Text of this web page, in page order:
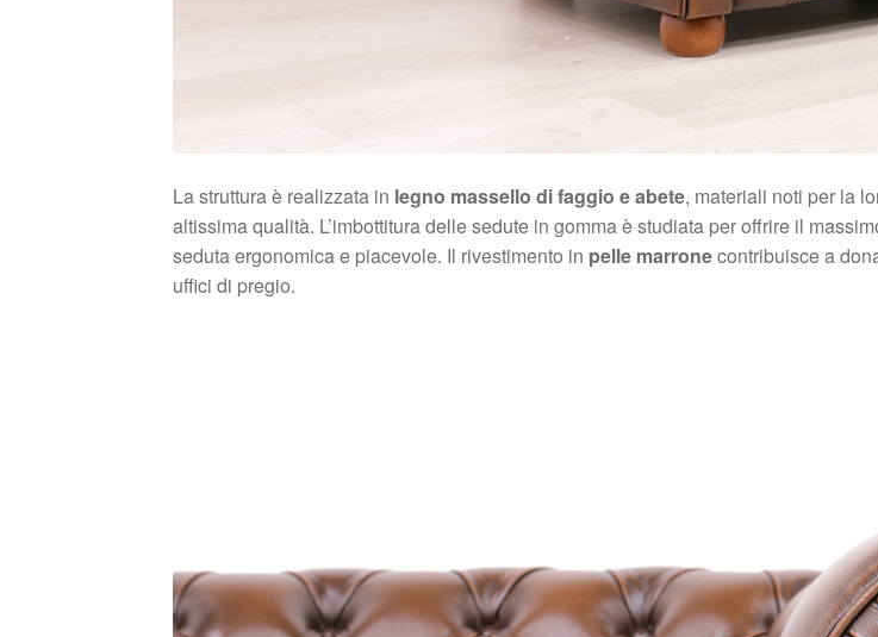
La struttura è realizzata in legno massello di faggio e abete, materiali noti per la
altissima qualità. L’imbottitura delle sedute in gomma è studiata per offrire il
seduta ergonomica e piacevole. Il rivestimento in pelle marronecontribuisce a
uffici di pregio.